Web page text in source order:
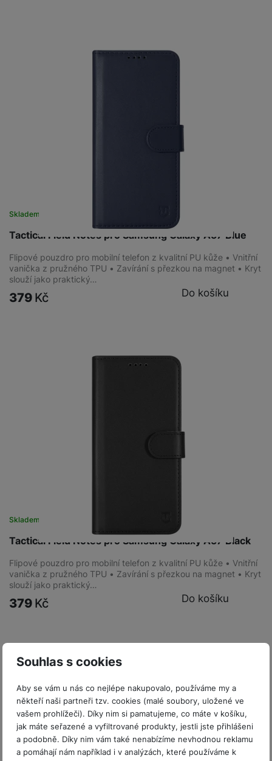
Souhlas s cookies
Aby se vám u nás co nejlépe nakupovalo, používáme my a
někteří naši partneři tzv. cookies (malé soubory, uložené ve
vašem prohlížeči). Díky nim si pamatujeme, co máte v košíku,
jak máte seřazené a vyfiltrované produkty, jestli jste přihlášeni
a podobně. Díky nim vám také nenabízíme nevhodnou reklamu
a pomáhají nám například i v analýzách, které používáme k
Tactical Field Notes pro Samsung Galaxy A57 Blue
Skladem
Flipové pouzdro pro mobilní telefon z kvalitní PU kůže • Vnitřní
vanička z pružného TPU • Zavírání s přezkou na magnet • Kryt
slouží jako praktický…
379 Kč Do košíku
Tactical Field Notes pro Samsung Galaxy A57 Black
Skladem
Flipové pouzdro pro mobilní telefon z kvalitní PU kůže • Vnitřní
vanička z pružného TPU • Zavírání s přezkou na magnet • Kryt
slouží jako praktický…
379 Kč Do košíku